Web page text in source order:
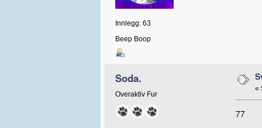
Innlegg: 63
Beep Boop
Soda.
Overaktiv Fur
«
77